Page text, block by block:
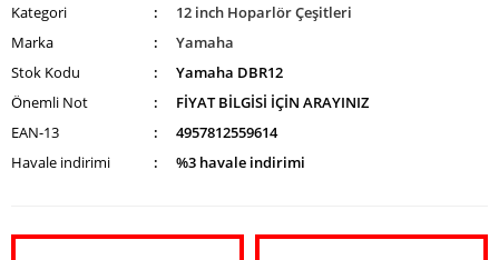
Kategori
12 inch Hoparlör Çeşitleri
Marka
Yamaha
Stok Kodu
Yamaha DBR12
Önemli Not
FİYAT BİLGİSİ İÇİN ARAYINIZ
EAN-13
4957812559614
Havale indirimi
%3 havale indirimi